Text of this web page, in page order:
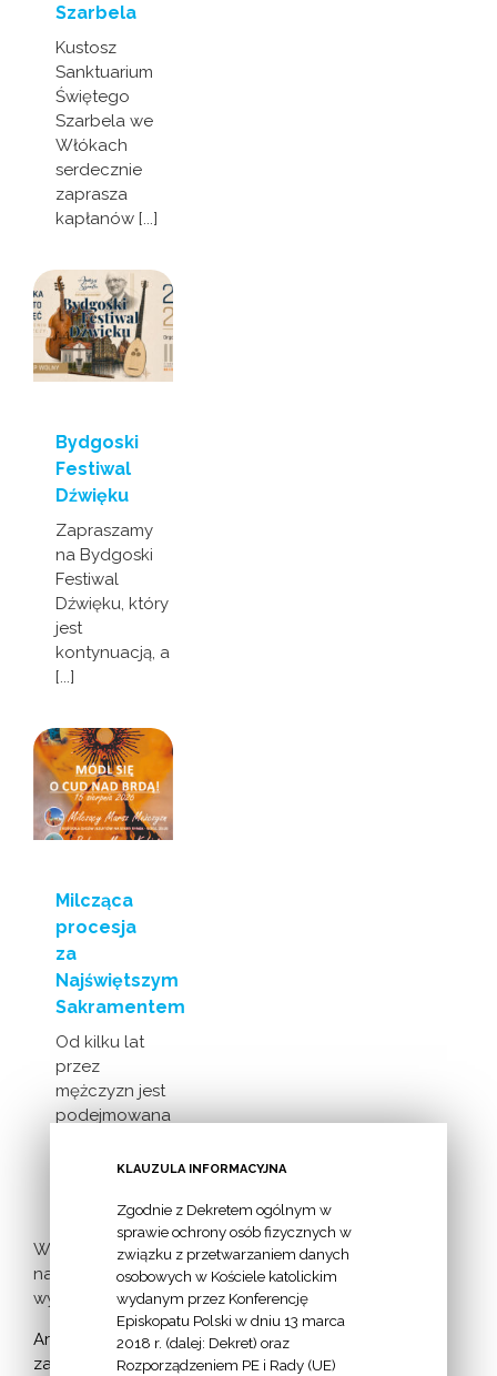
Szarbela
Kustosz
Sanktuarium
Świętego
Szarbela we
Włókach
serdecznie
zaprasza
kapłanów [...]
Bydgoski
Festiwal
Dźwięku
Zapraszamy
na Bydgoski
Festiwal
Dźwięku, który
jest
kontynuacją, a
[...]
Milcząca
procesja
za
Najświętszym
Sakramentem
Od kilku lat
przez
mężczyzn jest
podejmowana
milczącej [...]
Więcej
nadchodzących
wydarzeń >
Archiwum
zapowiedzi:
KLAUZULA INFORMACYJNA
Zgodnie z Dekretem ogólnym w
sprawie ochrony osób fizycznych w
związku z przetwarzaniem danych
osobowych w Kościele katolickim
wydanym przez Konferencję
Episkopatu Polski w dniu 13 marca
2018 r. (dalej: Dekret) oraz
Rozporządzeniem PE i Rady (UE)